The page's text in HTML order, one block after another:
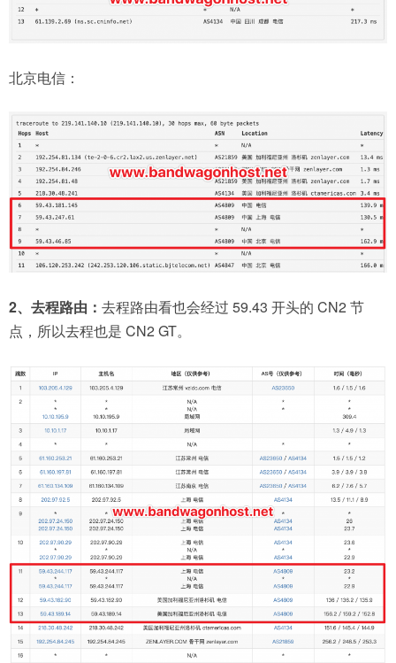
北京电信：
2、去程路由： 去程路由看也会经过 59.43 开头的 CN2 节
点，所以去程也是 CN2 GT。